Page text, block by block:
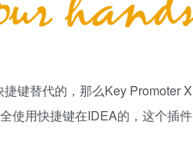
键替代的，那么Key Promoter X
使用快捷键在IDEA的，这个插件